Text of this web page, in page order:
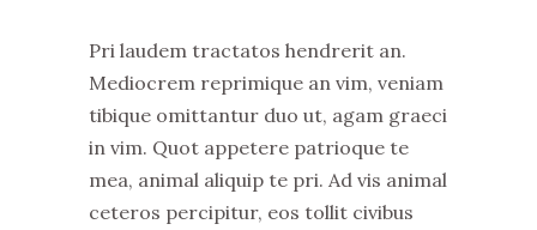
Pri laudem tractatos hendrerit an.
Mediocrem reprimique an vim, veniam
tibique omittantur duo ut, agam graeci
in vim. Quot appetere patrioque te
mea, animal aliquip te pri. Ad vis animal
ceteros percipitur, eos tollit civibus